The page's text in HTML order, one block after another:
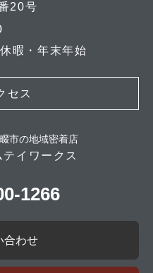
20号
暇・年末年始
セス
市の地域密着店
イワークス
1266
合わせ